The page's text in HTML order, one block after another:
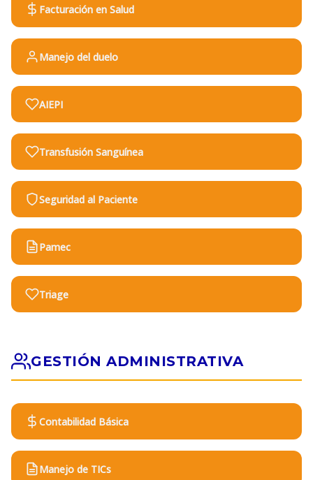
Facturación en Salud
Manejo del duelo
AIEPI
Transfusión Sanguínea
Seguridad al Paciente
Pamec
Triage
GESTIÓN ADMINISTRATIVA
Contabilidad Básica
Manejo de TICs